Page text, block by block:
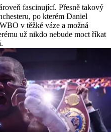
fascinující. Přesně takový
po kterém Daniel
v těžké váze a možná
už nikdo nebude moct říkat